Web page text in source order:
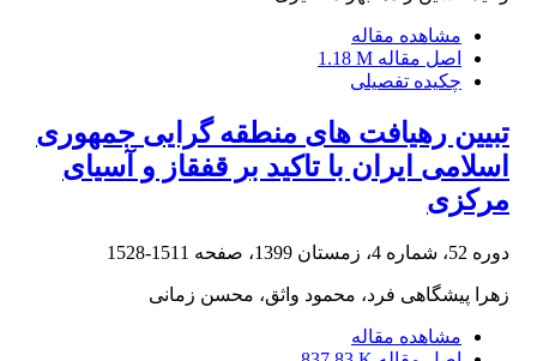
مشاهده مقاله
اصل مقاله 1.18 M
چکیده تفصیلی
تبیین رهیافت های منطقه گرایی جمهوری
اسلامی ایران با تاکید بر قفقاز و آسیای
مرکزی
دوره 52، شماره 4، زمستان 1399، صفحه 1511-1528
زهرا پیشگاهی فرد، محمود واثق، محسن زمانی
مشاهده مقاله